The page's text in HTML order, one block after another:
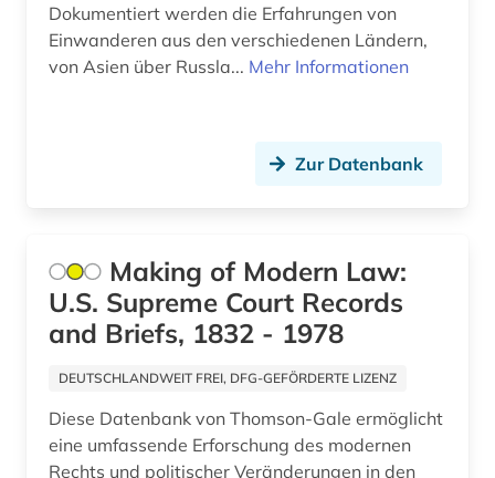
literatur (19)
literatur 1800-1900 (1)
literaturgeschichte 1714-1915 (1)
literaturgeschichte 1760-1900 (2)
literaturwissenschaft (1)
low countries studies (1)
lyrik (7)
Dokumentiert werden die Erfahrungen von
Einwanderen aus den verschiedenen Ländern,
von Asien über Russla... Mehr Informationen
Zur Datenbank
Making of Modern Law:
U.S. Supreme Court Records
and Briefs, 1832 - 1978
DEUTSCHLANDWEIT FREI, DFG-GEFÖRDERTE LIZENZ
Diese Datenbank von Thomson-Gale ermöglicht
eine umfassende Erforschung des modernen
Rechts und politischer Veränderungen in den